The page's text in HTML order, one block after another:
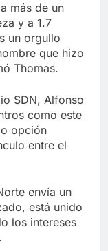
más de un
y a 1.7
un orgullo
que hizo
Thomas.
SDN, Alfonso
como este
opción
entre el
envía un
está unido
los intereses